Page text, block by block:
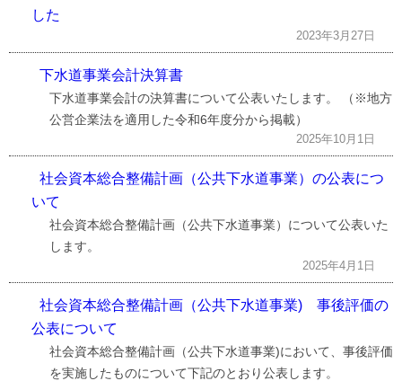
した
2023年3月27日
下水道事業会計決算書
下水道事業会計の決算書について公表いたします。 （※地方
公営企業法を適用した令和6年度分から掲載）
2025年10月1日
社会資本総合整備計画（公共下水道事業）の公表につ
いて
社会資本総合整備計画（公共下水道事業）について公表いた
します。
2025年4月1日
社会資本総合整備計画（公共下水道事業) 事後評価の
公表について
社会資本総合整備計画（公共下水道事業)において、事後評価
を実施したものについて下記のとおり公表します。